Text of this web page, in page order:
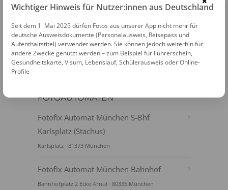
PASSFOTOS ONLINE ERSTELLEN
FOTOAUTOMATEN
Fotofix Automat München S-Bhf
Karlsplatz (Stachus)
Karlsplatz · 81373 München
Fotofix Automat München Bahnhof
Bahnhofplatz 2 Ecke Arnul · 80335 München
Wichtiger Hinweis für Nutzer:innen aus Deutschland
Seit dem 1. Mai 2025 dürfen Fotos aus unserer App nicht mehr für
deutsche Ausweisdokumente (Personalausweis, Reisepass und
Aufenthaltstitel) verwendet werden. Sie können jedoch weiterhin für
andere Zwecke genutzt werden – zum Beispiel für Führerschein,
Gesundheitskarte, Visum, Lebenslauf, Schülerausweis oder Online-
Profile